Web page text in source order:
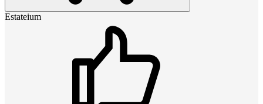
Estateium